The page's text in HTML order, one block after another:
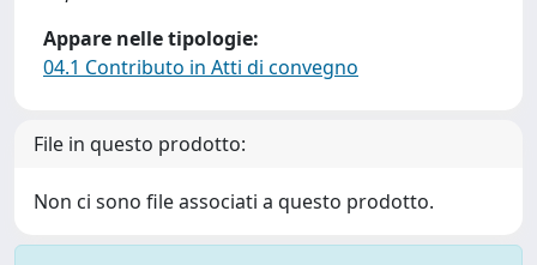
Appare nelle tipologie:
04.1 Contributo in Atti di convegno
File in questo prodotto:
Non ci sono file associati a questo prodotto.